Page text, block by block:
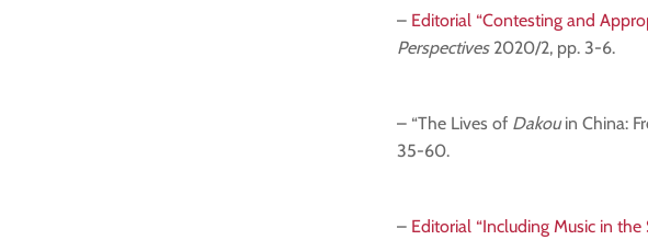
– Editorial “Contesting and
Perspectives2020/2, pp. 3-6.
– “The Lives of Dakouin China:
35-60.
– Editorial “Including Music in